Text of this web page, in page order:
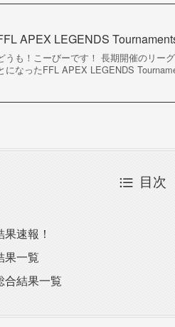
APEX LEGENDS
うも！こーびーです！ 長期開催のリー
になったFFL APEX LEGENDS
目次
速報！
果一覧
合結果一覧